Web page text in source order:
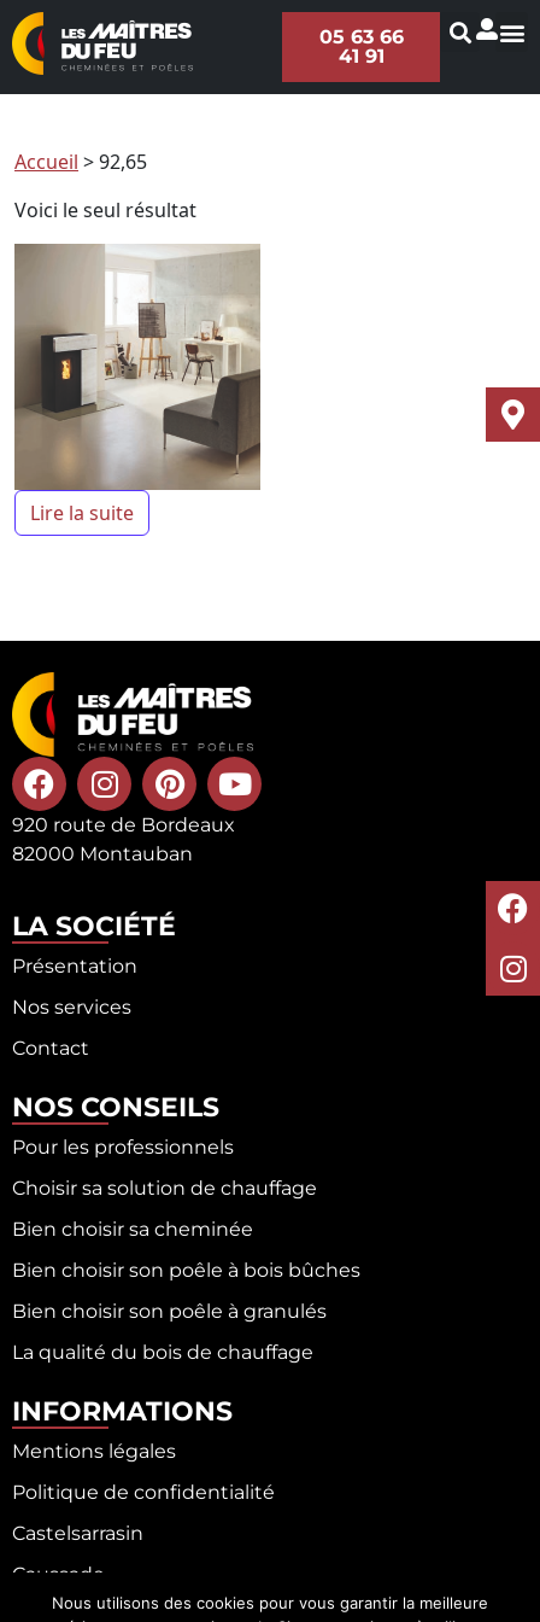
05 63 66
41 91
Accueil >92,65
Voici le seul résultat
Lire la suite
920 route de Bordeaux
82000 Montauban
LA SOCIÉTÉ
Présentation
Nos services
Contact
NOS CONSEILS
Pour les professionnels
Choisir sa solution de chauffage
Bien choisir sa cheminée
Bien choisir son poêle à bois bûches
Bien choisir son poêle à granulés
La qualité du bois de chauffage
INFORMATIONS
Mentions légales
Politique de confidentialité
Castelsarrasin
Caussade
Fronton
Nous utilisons des cookies pour vous garantir la meilleure